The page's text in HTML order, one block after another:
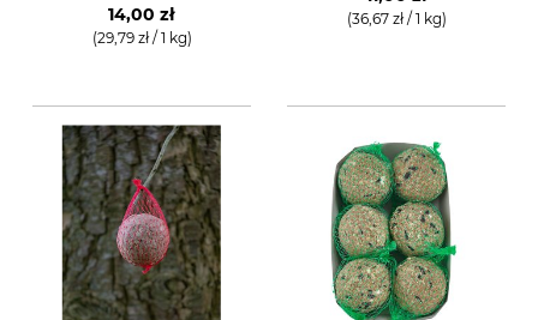
14,00 zł
(29,79 zł / 1 kg)
(36,67 zł / 1 kg)